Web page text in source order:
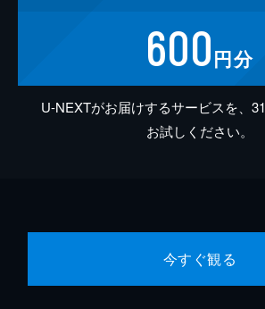
600円分
U-NEXTがお届けするサービスを、
お試しください。
今すぐ観る